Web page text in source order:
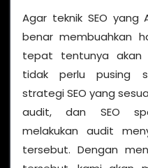
Agar teknik SEO yang
benar membuahkan
tepat tentunya akan
tidak perlu pusing
strategi SEO yang
audit, dan SEO
melakukan audit
tersebut. Dengan